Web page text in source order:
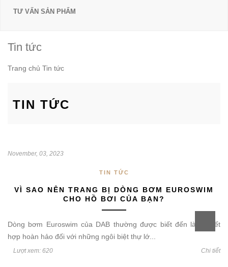
TƯ VẤN SẢN PHẨM
Tin tức
Trang chủ Tin tức
TIN TỨC
November, 03, 2023
TIN TỨC
VÌ SAO NÊN TRANG BỊ DÒNG BƠM EUROSWIM
CHO HỒ BƠI CỦA BẠN?
Dòng bơm Euroswim của DAB thường được biết đến là sự kết
hợp hoàn hảo đối với những ngôi biệt thự lớ...
Lượt xem: 620 Chi tiết